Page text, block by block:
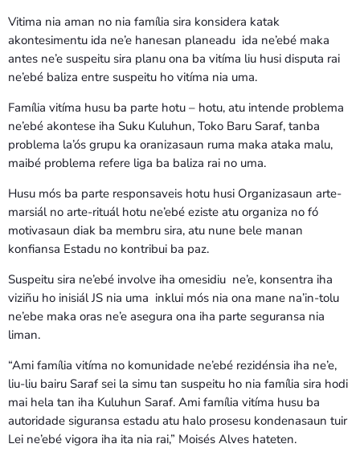
Vitima nia aman no nia família sira konsidera katak
akontesimentu ida ne’e hanesan planeadu ida ne’ebé maka
antes ne’e suspeitu sira planu ona ba vitíma liu husi disputa rai
ne’ebé baliza entre suspeitu ho vitíma nia uma.
Família vitíma husu ba parte hotu – hotu, atu intende problema
ne’ebé akontese iha Suku Kuluhun, Toko Baru Saraf, tanba
problema la’ós grupu ka oranizasaun ruma maka ataka malu,
maibé problema refere liga ba baliza rai no uma.
Husu mós ba parte responsaveis hotu husi Organizasaun arte-
marsiál no arte-rituál hotu ne’ebé eziste atu organiza no fó
motivasaun diak ba membru sira, atu nune bele manan
konfiansa Estadu no kontribui ba paz.
Suspeitu sira ne’ebé involve iha omesidiu ne’e, konsentra iha
viziñu ho inisiál JS nia uma inklui mós nia ona mane na’in-tolu
ne’ebe maka oras ne’e asegura ona iha parte seguransa nia
liman.
“Ami família vitíma no komunidade ne’ebé rezidénsia iha ne’e,
liu-liu bairu Saraf sei la simu tan suspeitu ho nia família sira hodi
mai hela tan iha Kuluhun Saraf. Ami família vitíma husu ba
autoridade siguransa estadu atu halo prosesu kondenasaun tuir
Lei ne’ebé vigora iha ita nia rai,” Moisés Alves hateten.